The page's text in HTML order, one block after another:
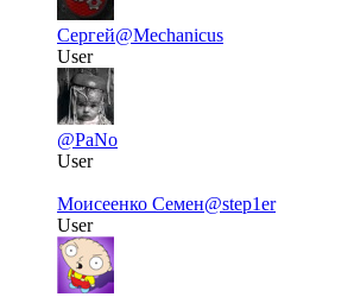
Сергей@Mechanicus
User
@PaNo
User
Моисеенко Семен@step1er
User